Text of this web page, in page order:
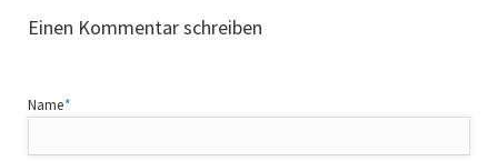
Einen Kommentar schreiben
Pflichtfeld
Name*